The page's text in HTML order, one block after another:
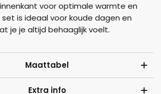
voor optimale warmte en
is ideaal voor koude dagen en
je je altijd behaaglijk voelt.
Maattabel
Extra info